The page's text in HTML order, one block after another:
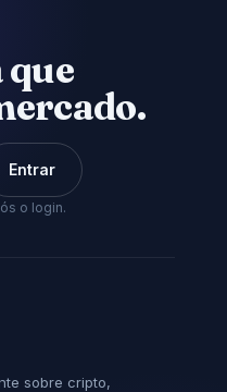
Entrar
o login.
sobre cripto,